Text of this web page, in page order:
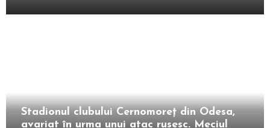
Stadionul clubului Cernomoreţ din Odesa,
avariat în urma unui atac rusesc. Meciul